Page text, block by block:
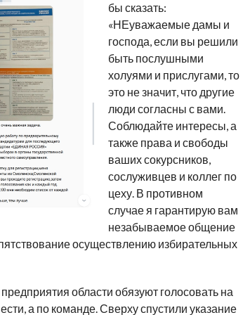
бы сказать:
«НЕуважаемые дамы и
господа, если вы решили
быть послушными
холуями и прислугами, то
это не значит, что другие
люди согласны с вами.
Соблюдайте интересы, а
также права и свободы
ваших сокурсников,
сослуживцев и коллег по
цеху. В противном
случае я гарантирую вам
незабываемое общение
осуществлению избирательных
области обязуют голосовать на
а по команде. Сверху спустили указание